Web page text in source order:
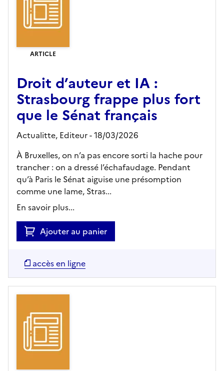
ARTICLE
Droit d’auteur et IA :
Strasbourg frappe plus fort
que le Sénat français
Actualitte, Editeur- 18/03/2026
À Bruxelles, on n’a pas encore sorti la hache pour
trancher : on a dressé l’échafaudage. Pendant
qu’à Paris le Sénat aiguise une présomption
comme une lame, Stras...
En savoir plus...
Ajouter au panier
accès en ligne